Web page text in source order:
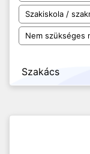
Szakiskola /
Nem szükséges
Szakács